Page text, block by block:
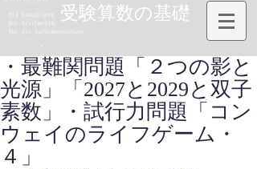
受験算数の基礎
・最難関問題「２つの影と
光源」「2027と2029と双子
素数」・試行力問題「コン
ウェイのライフゲーム・
４」